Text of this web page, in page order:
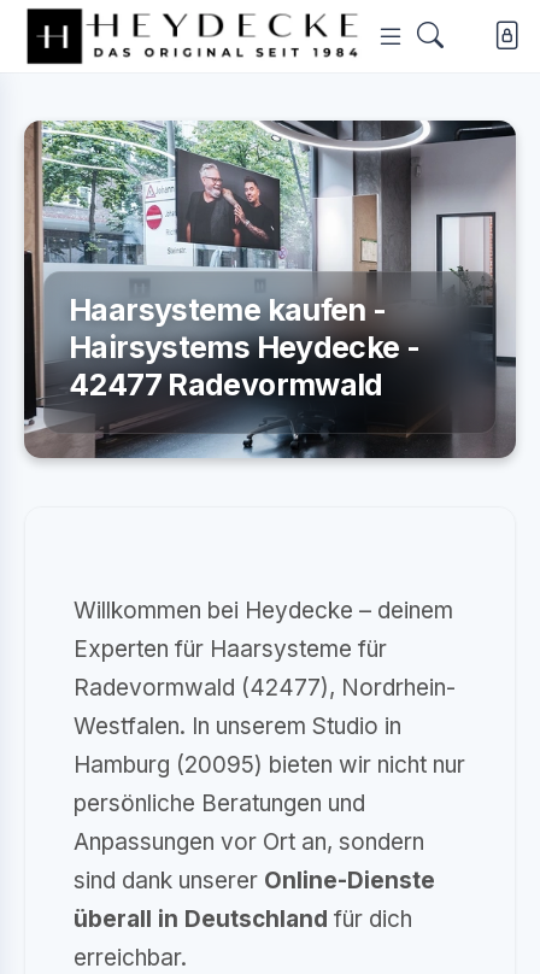
Haarsysteme kaufen -
Hairsystems Heydecke -
42477 Radevormwald
Willkommen bei Heydecke – deinem
Experten für Haarsysteme für
Radevormwald (42477), Nordrhein-
Westfalen. In unserem Studio in
Hamburg (20095) bieten wir nicht nur
persönliche Beratungen und
Anpassungen vor Ort an, sondern
sind dank unserer Online-Dienste
überall in Deutschland für dich
erreichbar.